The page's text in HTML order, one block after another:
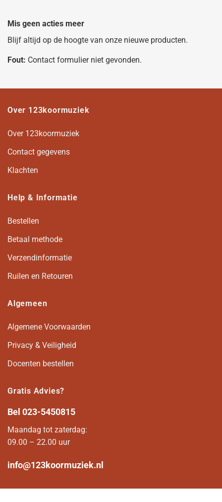
Mis geen acties meer
Blijf altijd op de hoogte van onze nieuwe producten.
Fout: Contact formulier niet gevonden.
Over 123koormuziek
Over 123koormuziek
Contact gegevens
Klachten
Help & Informatie
Bestellen
Betaal methode
Verzendinformatie
Ruilen en Retouren
Algemeen
Algemene Voorwaarden
Privacy & Veiligheid
Docenten bestellen
Gratis Advies?
Bel 023-5450815
Maandag tot zaterdag:
09.00 – 22.00 uur
info@123koormuziek.nl